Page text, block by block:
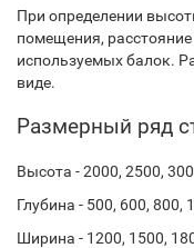
При определении
помещения,
используемых балок.
виде.
Размерный ряд
Высота - 2000, 2500,
Глубина - 500, 600, 800,
Ширина - 1200, 1500,